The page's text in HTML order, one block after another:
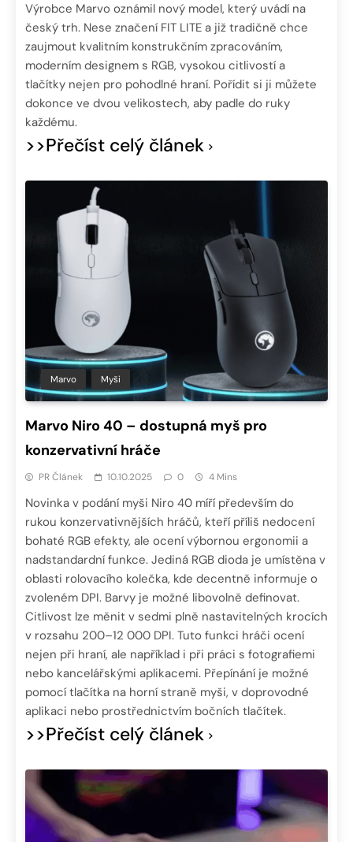
Výrobce Marvo oznámil nový model, který uvádí na
český trh. Nese značení FIT LITE a již tradičně chce
zaujmout kvalitním konstrukčním zpracováním,
moderním designem s RGB, vysokou citlivostí a
tlačítky nejen pro pohodlné hraní. Pořídit si ji můžete
dokonce ve dvou velikostech, aby padle do ruky
každému.
>>Přečíst celý článek
Marvo Myši
Marvo Niro 40 – dostupná myš pro
konzervativní hráče
PR Článek 10.10.2025 0 4 Mins
Novinka v podání myši Niro 40 míří především do
rukou konzervativnějších hráčů, kteří příliš nedocení
bohaté RGB efekty, ale ocení výbornou ergonomii a
nadstandardní funkce. Jediná RGB dioda je umístěna v
oblasti rolovacího kolečka, kde decentně informuje o
zvoleném DPI. Barvy je možné libovolně definovat.
Citlivost lze měnit v sedmi plně nastavitelných krocích
v rozsahu 200–12 000 DPI. Tuto funkci hráči ocení
nejen při hraní, ale například i při práci s fotografiemi
nebo kancelářskými aplikacemi. Přepínání je možné
pomocí tlačítka na horní straně myši, v doprovodné
aplikaci nebo prostřednictvím bočních tlačítek.
>>Přečíst celý článek